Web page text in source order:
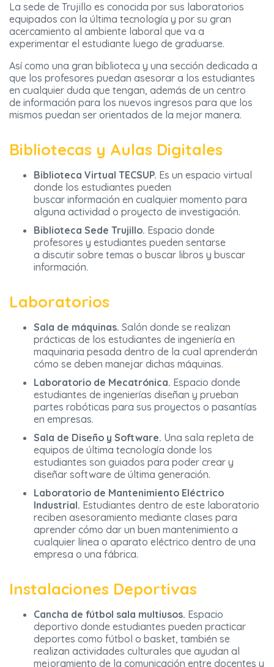
La sede de Trujillo es conocida por sus laboratorios
equipados con la última tecnología y por su gran
acercamiento al ambiente laboral que va a
experimentar el estudiante luego de graduarse.
Así como una gran biblioteca y una sección dedicada a
que los profesores puedan asesorar a los estudiantes
en cualquier duda que tengan, además de un centro
de información para los nuevos ingresos para que los
mismos puedan ser orientados de la mejor manera.
Bibliotecas y Aulas Digitales
Biblioteca Virtual TECSUP. Es un espacio virtual
donde los estudiantes pueden
buscar información en cualquier momento para
alguna actividad o proyecto de investigación.
Biblioteca Sede Trujillo. Espacio donde
profesores y estudiantes pueden sentarse
a discutir sobre temas o buscar libros y buscar
información.
Laboratorios
Sala de máquinas. Salón donde se realizan
prácticas de los estudiantes de ingeniería en
maquinaria pesada dentro de la cual aprenderán
cómo se deben manejar dichas máquinas.
Laboratorio de Mecatrónica. Espacio donde
estudiantes de ingenierías diseñan y prueban
partes robóticas para sus proyectos o pasantías
en empresas.
Sala de Diseño y Software. Una sala repleta de
equipos de última tecnología donde los
estudiantes son guiados para poder crear y
diseñar software de última generación.
Laboratorio de Mantenimiento Eléctrico
Industrial. Estudiantes dentro de este laboratorio
reciben asesoramiento mediante clases para
aprender cómo dar un buen mantenimiento a
cualquier línea o aparato eléctrico dentro de una
empresa o una fábrica.
Instalaciones Deportivas
Cancha de fútbol sala multiusos. Espacio
deportivo donde estudiantes pueden practicar
deportes como fútbol o basket, también se
realizan actividades culturales que ayudan al
mejoramiento de la comunicación entre docentes y